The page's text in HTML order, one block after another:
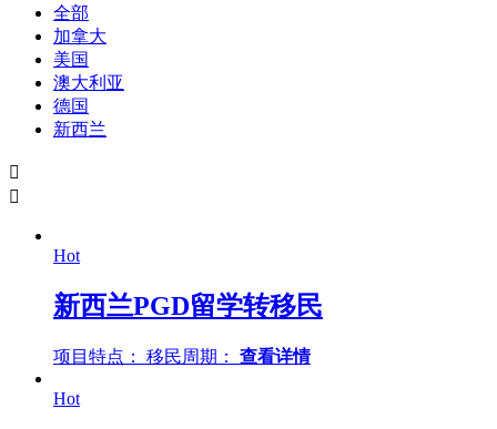
全部
加拿大
美国
澳大利亚
德国
新西兰


Hot
新西兰PGD留学转移民
项目特点： 移民周期： 查看详情
Hot